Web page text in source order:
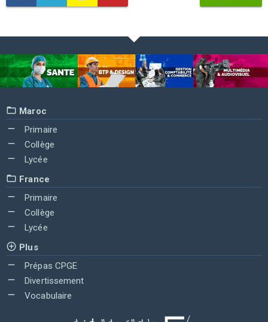
Maroc
Primaire
Collège
Lycée
France
Primaire
Collège
Lycée
Plus
Prépas CPGE
Divertissement
Vocabulaire